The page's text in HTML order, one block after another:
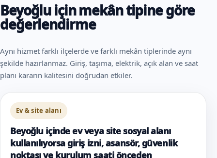
Beyoğlu için mekân tipine göre
değerlendirme
Aynı hizmet farklı ilçelerde ve farklı mekân tiplerinde aynı
şekilde hazırlanmaz. Giriş, taşıma, elektrik, açık alan ve saat
planı kararın kalitesini doğrudan etkiler.
Ev & site alanı
Beyoğlu içinde ev veya site sosyal alanı
kullanılıyorsa giriş izni, asansör, güvenlik
noktası ve kurulum saati önceden